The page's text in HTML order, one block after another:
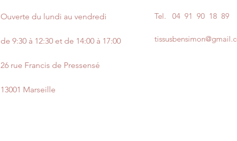
Ouverte du lundi au vendredi
de 9:30 à 12:30 et de 14:00 à 17:00
26 rue Francis de Pressensé
13001 Marseille
Tel. 04 91 90 18 89